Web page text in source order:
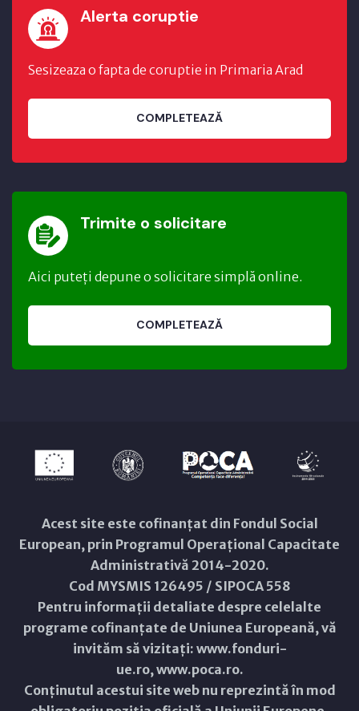
Alerta coruptie
Sesizeaza o fapta de coruptie in Primaria Arad
COMPLETEAZĂ
Trimite o solicitare
Aici puteți depune o solicitare simplă online.
COMPLETEAZĂ
Acest site este cofinanțat din Fondul Social
European, prin Programul Operațional Capacitate
Administrativă 2014-2020.
Cod MYSMIS 126495 / SIPOCA 558
Pentru informații detaliate despre celelalte
programe cofinanțate de Uniunea Europeană, vă
invităm să vizitați: www.fonduri-
ue.ro,www.poca.ro.
Conținutul acestui site web nu reprezintă în mod